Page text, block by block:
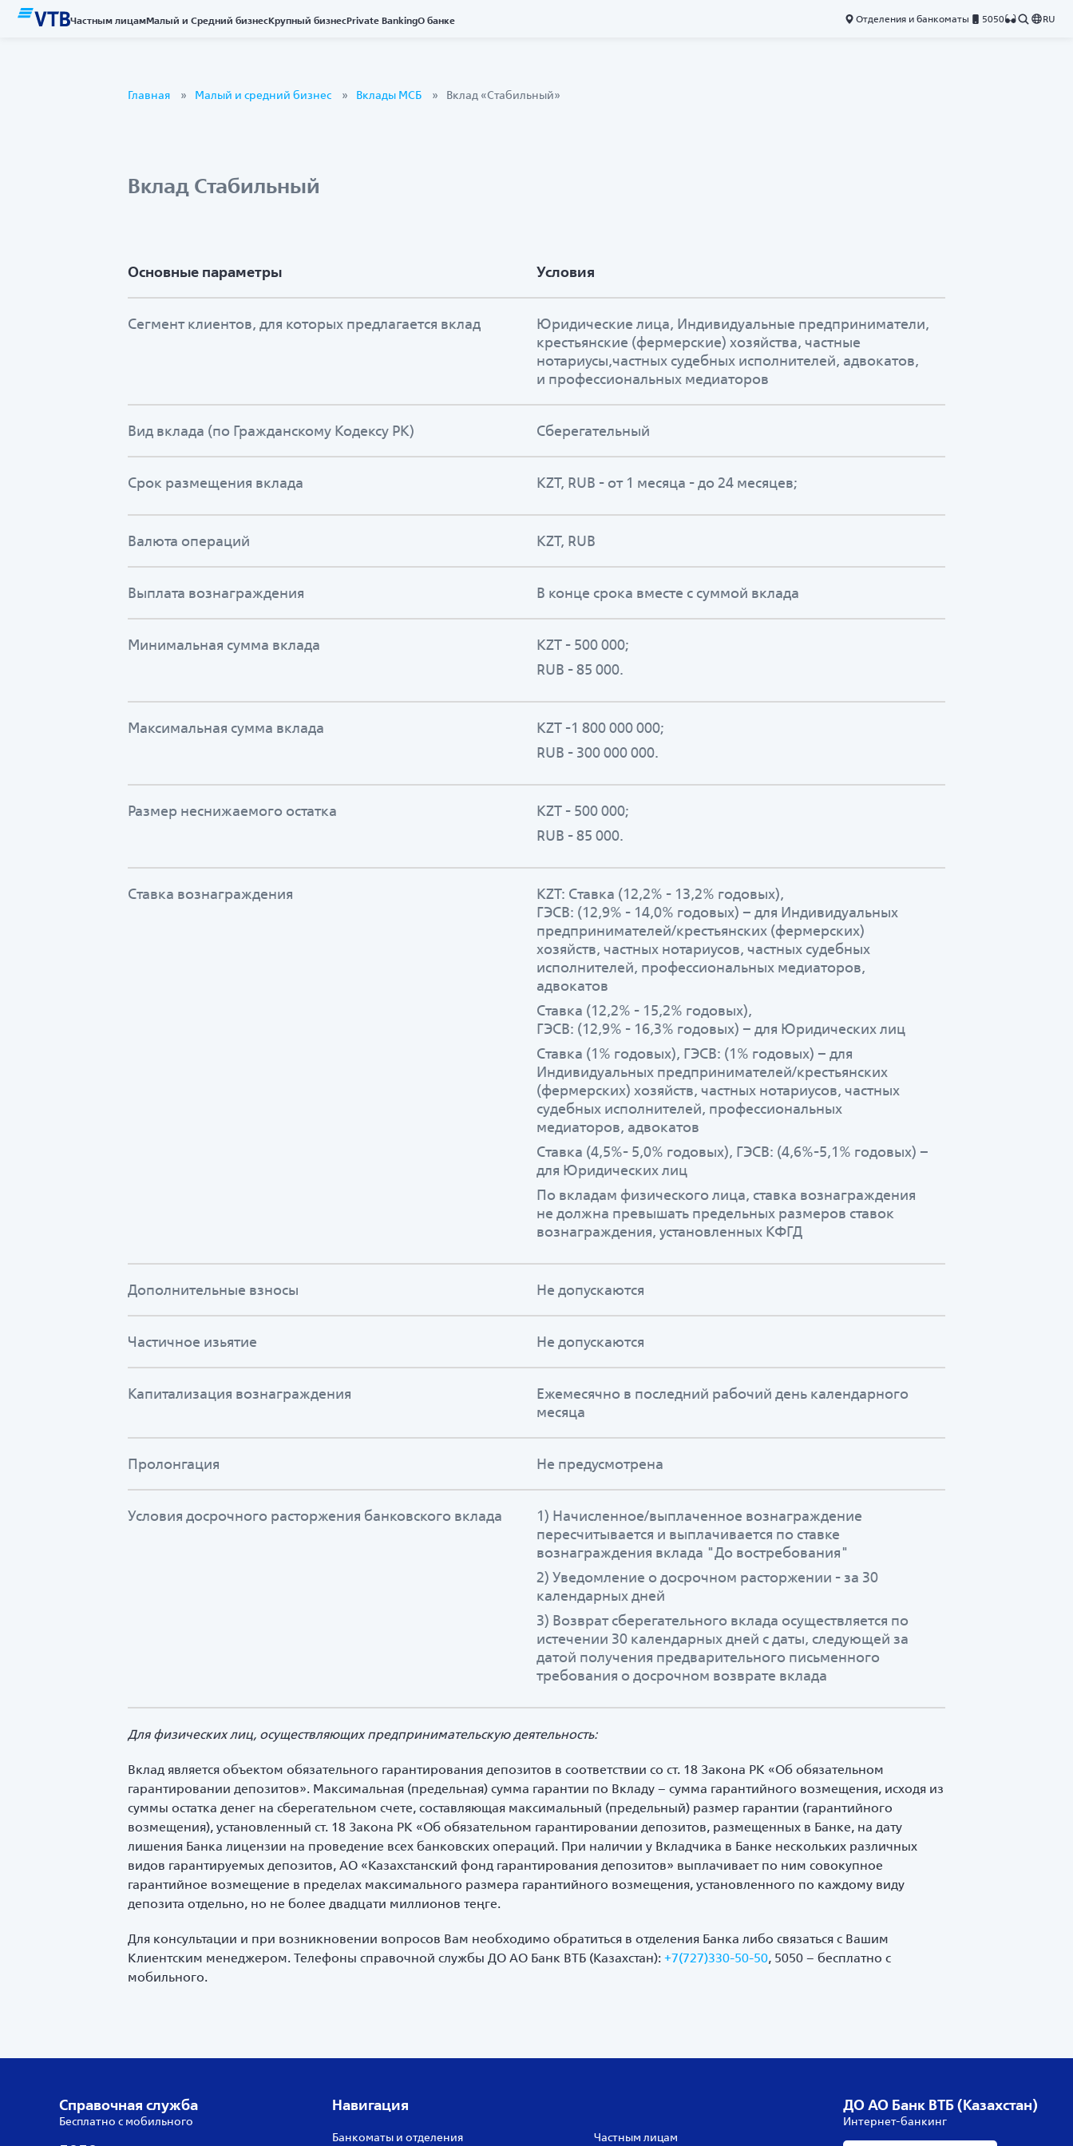
Частным лицамМалый и Средний бизнесКрупный бизнесPrivate BankingО банке Отделения и банкоматы 5050 RU
Главная Малый и средний бизнес Вклады МСБ Вклад «Стабильный»
Вклад Стабильный
Основные параметры Условия
Сегмент клиентов, для которых предлагается вклад
Юридические лица, Индивидуальные предприниматели,
крестьянские (фермерские) хозяйства, частные
нотариусы,частных судебных исполнителей, адвокатов,
и профессиональных медиаторов
Вид вклада (по Гражданскому Кодексу РК) Сберегательный
Срок размещения вклада KZT, RUB - от 1 месяца - до 24 месяцев;
Валюта операций KZT, RUB
Выплата вознаграждения В конце срока вместе с суммой вклада
Минимальная сумма вклада
KZT - 500 000;
RUB - 85 000.
Максимальная сумма вклада
KZT -1 800 000 000;
RUB - 300 000 000.
Размер неснижаемого остатка
KZT - 500 000;
RUB - 85 000.
Ставка вознаграждения
KZT: Ставка (12,2% - 13,2% годовых),
ГЭСВ: (12,9% - 14,0% годовых) – для Индивидуальных
предпринимателей/крестьянских (фермерских)
хозяйств, частных нотариусов, частных судебных
исполнителей, профессиональных медиаторов,
адвокатов
Ставка (12,2% - 15,2% годовых),
ГЭСВ: (12,9% - 16,3% годовых) – для Юридических лиц
Ставка (1% годовых), ГЭСВ: (1% годовых) – для
Индивидуальных предпринимателей/крестьянских
(фермерских) хозяйств, частных нотариусов, частных
судебных исполнителей, профессиональных
медиаторов, адвокатов
Ставка (4,5%- 5,0% годовых), ГЭСВ: (4,6%-5,1% годовых) –
для Юридических лиц
По вкладам физического лица, ставка вознаграждения
не должна превышать предельных размеров ставок
вознаграждения, установленных КФГД
Дополнительные взносы Не допускаются
Частичное изьятие Не допускаются
Капитализация вознаграждения
Ежемесячно в последний рабочий день календарного
месяца
Пролонгация Не предусмотрена
Условия досрочного расторжения банковского вклада
1) Начисленное/выплаченное вознаграждение
пересчитывается и выплачивается по ставке
вознаграждения вклада "До востребования"
2) Уведомление о досрочном расторжении - за 30
календарных дней
3) Возврат сберегательного вклада осуществляется по
истечении 30 календарных дней с даты, следующей за
датой получения предварительного письменного
требования о досрочном возврате вклада
Для физических лиц, осуществляющих предпринимательскую деятельность:
Вклад является объектом обязательного гарантирования депозитов в соответствии со ст. 18 Закона РК «Об обязательном
гарантировании депозитов». Максимальная (предельная) сумма гарантии по Вкладу – сумма гарантийного возмещения, исходя из
суммы остатка денег на сберегательном счете, составляющая максимальный (предельный) размер гарантии (гарантийного
возмещения), установленный ст. 18 Закона РК «Об обязательном гарантировании депозитов, размещенных в Банке, на дату
лишения Банка лицензии на проведение всех банковских операций. При наличии у Вкладчика в Банке нескольких различных
видов гарантируемых депозитов, АО «Казахстанский фонд гарантирования депозитов» выплачивает по ним совокупное
гарантийное возмещение в пределах максимального размера гарантийного возмещения, установленного по каждому виду
депозита отдельно, но не более двадцати миллионов теңге.
Для консультации и при возникновении вопросов Вам необходимо обратиться в отделения Банка либо связаться с Вашим
Клиентским менеджером. Телефоны справочной службы ДО АО Банк ВТБ (Казахстан): +7(727)330-50-50, 5050 – бесплатно с
мобильного.
Справочная служба
Бесплатно с мобильного
Навигация
Банкоматы и отделения Частным лицам
ДО АО Банк ВТБ (Казахстан)
Интернет-банкинг